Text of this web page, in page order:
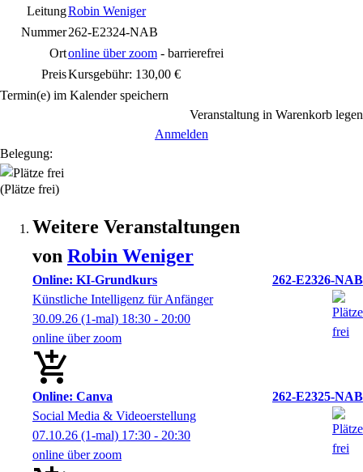
LeitungRobin Weniger
Nummer262-E2324-NAB
Ortonline über zoom - barrierefrei
PreisKursgebühr: 130,00 €
Termin(e) im Kalender speichern
Veranstaltung in Warenkorb legen
Anmelden
Belegung:
(Plätze frei)
Weitere Veranstaltungen
von Robin Weniger
Online: KI-Grundkurs
262-E2326-NAB
Künstliche Intelligenz für Anfänger
30.09.26 (1-mal) 18:30 - 20:00
online über zoom
Online: Canva
262-E2325-NAB
Social Media & Videoerstellung
07.10.26 (1-mal) 17:30 - 20:30
online über zoom